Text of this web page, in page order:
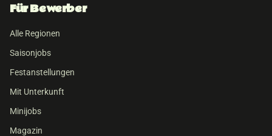
Für Bewerber
Alle Regionen
Saisonjobs
Festanstellungen
Mit Unterkunft
Minijobs
Magazin